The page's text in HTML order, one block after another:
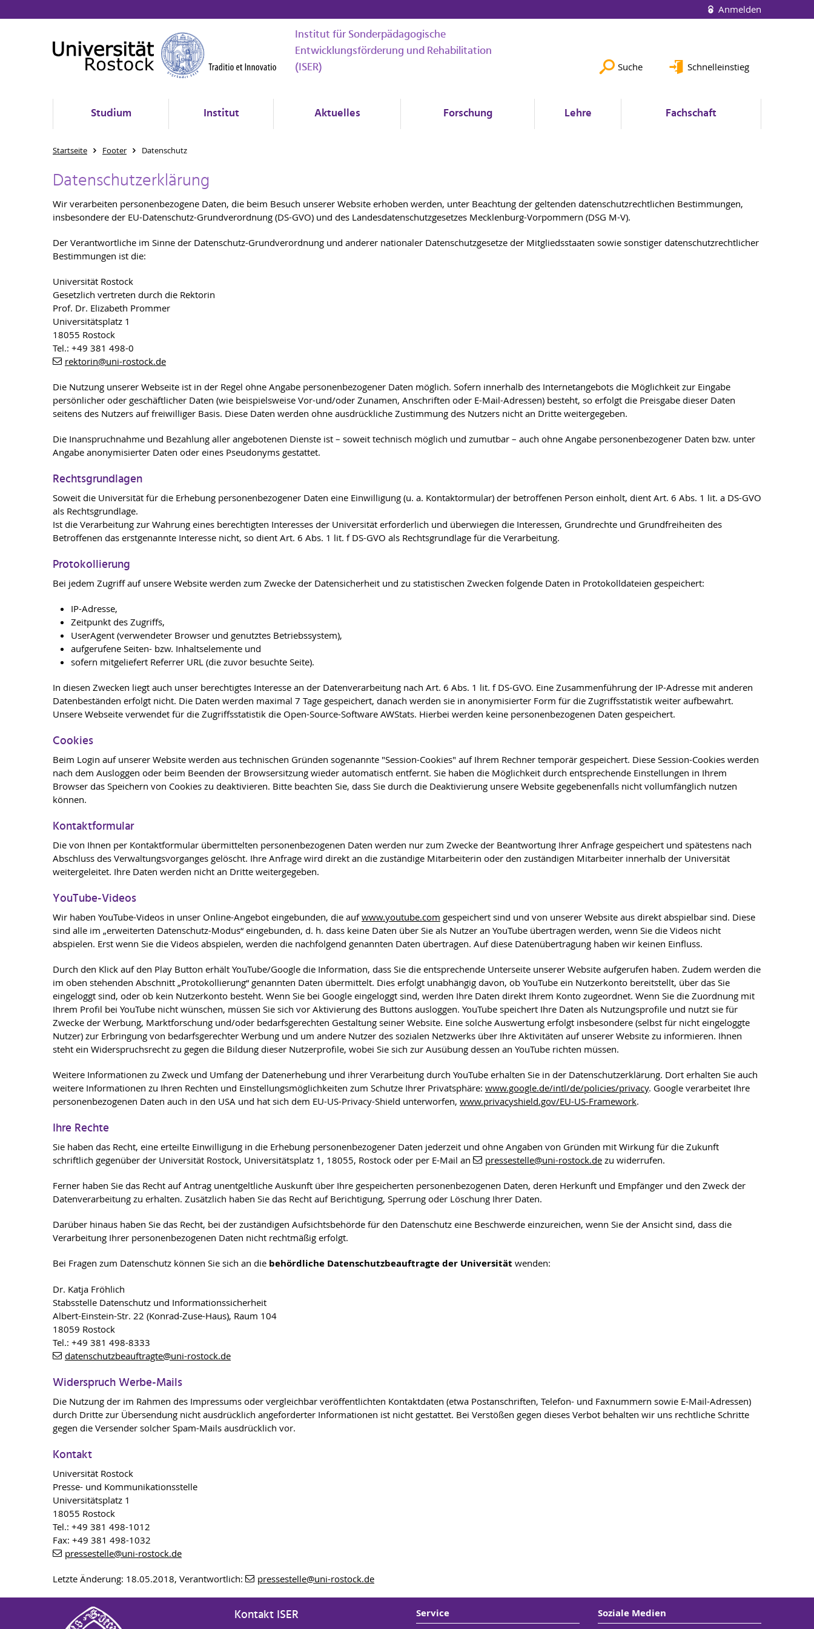
Anmelden
Institut für Sonderpädagogische
Entwicklungsförderung und Rehabilitation
(ISER)
Suche Schnelleinstieg
Studium Institut Aktuelles Forschung Lehre Fachschaft
Startseite Footer Datenschutz
Datenschutzerklärung
Wir verarbeiten personenbezogene Daten, die beim Besuch unserer Website erhoben werden, unter Beachtung der geltenden datenschutzrechtlichen Bestimmungen,
insbesondere der EU-Datenschutz-Grundverordnung (DS-GVO) und des Landesdatenschutzgesetzes Mecklenburg-Vorpommern (DSG M-V).
Der Verantwortliche im Sinne der Datenschutz-Grundverordnung und anderer nationaler Datenschutzgesetze der Mitgliedsstaaten sowie sonstiger datenschutzrechtlicher
Bestimmungen ist die:
Universität Rostock
Gesetzlich vertreten durch die Rektorin
Prof. Dr. Elizabeth Prommer
Universitätsplatz 1
18055 Rostock
Tel.: +49 381 498-0
rektorin@uni-rostock.de
Die Nutzung unserer Webseite ist in der Regel ohne Angabe personenbezogener Daten möglich. Sofern innerhalb des Internetangebots die Möglichkeit zur Eingabe
persönlicher oder geschäftlicher Daten (wie beispielsweise Vor-und/oder Zunamen, Anschriften oder E-Mail-Adressen) besteht, so erfolgt die Preisgabe dieser Daten
seitens des Nutzers auf freiwilliger Basis. Diese Daten werden ohne ausdrückliche Zustimmung des Nutzers nicht an Dritte weitergegeben.
Die Inanspruchnahme und Bezahlung aller angebotenen Dienste ist – soweit technisch möglich und zumutbar – auch ohne Angabe personenbezogener Daten bzw. unter
Angabe anonymisierter Daten oder eines Pseudonyms gestattet.
Rechtsgrundlagen
Soweit die Universität für die Erhebung personenbezogener Daten eine Einwilligung (u. a. Kontaktormular) der betroffenen Person einholt, dient Art. 6 Abs. 1 lit. a DS-GVO
als Rechtsgrundlage.
Ist die Verarbeitung zur Wahrung eines berechtigten Interesses der Universität erforderlich und überwiegen die Interessen, Grundrechte und Grundfreiheiten des
Betroffenen das erstgenannte Interesse nicht, so dient Art. 6 Abs. 1 lit. f DS-GVO als Rechtsgrundlage für die Verarbeitung.
Protokollierung
Bei jedem Zugriff auf unsere Website werden zum Zwecke der Datensicherheit und zu statistischen Zwecken folgende Daten in Protokolldateien gespeichert:
IP-Adresse,
Zeitpunkt des Zugriffs,
UserAgent (verwendeter Browser und genutztes Betriebssystem),
aufgerufene Seiten- bzw. Inhaltselemente und
sofern mitgeliefert Referrer URL (die zuvor besuchte Seite).
In diesen Zwecken liegt auch unser berechtigtes Interesse an der Datenverarbeitung nach Art. 6 Abs. 1 lit. f DS-GVO. Eine Zusammenführung der IP-Adresse mit anderen
Datenbeständen erfolgt nicht. Die Daten werden maximal 7 Tage gespeichert, danach werden sie in anonymisierter Form für die Zugriffsstatistik weiter aufbewahrt.
Unsere Webseite verwendet für die Zugriffsstatistik die Open-Source-Software AWStats. Hierbei werden keine personenbezogenen Daten gespeichert.
Cookies
Beim Login auf unserer Website werden aus technischen Gründen sogenannte "Session-Cookies" auf Ihrem Rechner temporär gespeichert. Diese Session-Cookies werden
nach dem Ausloggen oder beim Beenden der Browsersitzung wieder automatisch entfernt. Sie haben die Möglichkeit durch entsprechende Einstellungen in Ihrem
Browser das Speichern von Cookies zu deaktivieren. Bitte beachten Sie, dass Sie durch die Deaktivierung unsere Website gegebenenfalls nicht vollumfänglich nutzen
können.
Kontaktformular
Die von Ihnen per Kontaktformular übermittelten personenbezogenen Daten werden nur zum Zwecke der Beantwortung Ihrer Anfrage gespeichert und spätestens nach
Abschluss des Verwaltungsvorganges gelöscht. Ihre Anfrage wird direkt an die zuständige Mitarbeiterin oder den zuständigen Mitarbeiter innerhalb der Universität
weitergeleitet. Ihre Daten werden nicht an Dritte weitergegeben.
YouTube-Videos
Wir haben YouTube-Videos in unser Online-Angebot eingebunden, die aufwww.youtube.com gespeichert sind und von unserer Website aus direkt abspielbar sind. Diese
sind alle im „erweiterten Datenschutz-Modus“ eingebunden, d. h. dass keine Daten über Sie als Nutzer an YouTube übertragen werden, wenn Sie die Videos nicht
abspielen. Erst wenn Sie die Videos abspielen, werden die nachfolgend genannten Daten übertragen. Auf diese Datenübertragung haben wir keinen Einfluss.
Durch den Klick auf den Play Button erhält YouTube/Google die Information, dass Sie die entsprechende Unterseite unserer Website aufgerufen haben. Zudem werden die
im oben stehenden Abschnitt „Protokollierung“ genannten Daten übermittelt. Dies erfolgt unabhängig davon, ob YouTube ein Nutzerkonto bereitstellt, über das Sie
eingeloggt sind, oder ob kein Nutzerkonto besteht. Wenn Sie bei Google eingeloggt sind, werden Ihre Daten direkt Ihrem Konto zugeordnet. Wenn Sie die Zuordnung mit
Ihrem Profil bei YouTube nicht wünschen, müssen Sie sich vor Aktivierung des Buttons ausloggen. YouTube speichert Ihre Daten als Nutzungsprofile und nutzt sie für
Zwecke der Werbung, Marktforschung und/oder bedarfsgerechten Gestaltung seiner Website. Eine solche Auswertung erfolgt insbesondere (selbst für nicht eingeloggte
Nutzer) zur Erbringung von bedarfsgerechter Werbung und um andere Nutzer des sozialen Netzwerks über Ihre Aktivitäten auf unserer Website zu informieren. Ihnen
steht ein Widerspruchsrecht zu gegen die Bildung dieser Nutzerprofile, wobei Sie sich zur Ausübung dessen an YouTube richten müssen.
Weitere Informationen zu Zweck und Umfang der Datenerhebung und ihrer Verarbeitung durch YouTube erhalten Sie in der Datenschutzerklärung. Dort erhalten Sie auch
weitere Informationen zu Ihren Rechten und Einstellungsmöglichkeiten zum Schutze Ihrer Privatsphäre: www.google.de/intl/de/policies/privacy. Google verarbeitet Ihre
personenbezogenen Daten auch in den USA und hat sich dem EU-US-Privacy-Shield unterworfen, www.privacyshield.gov/EU-US-Framework.
Ihre Rechte
Sie haben das Recht, eine erteilte Einwilligung in die Erhebung personenbezogener Daten jederzeit und ohne Angaben von Gründen mit Wirkung für die Zukunft
schriftlich gegenüber der Universität Rostock, Universitätsplatz 1, 18055, Rostock oder per E-Mail an
pressestelle@uni-rostock.de zu widerrufen.
Ferner haben Sie das Recht auf Antrag unentgeltliche Auskunft über Ihre gespeicherten personenbezogenen Daten, deren Herkunft und Empfänger und den Zweck der
Datenverarbeitung zu erhalten. Zusätzlich haben Sie das Recht auf Berichtigung, Sperrung oder Löschung Ihrer Daten.
Darüber hinaus haben Sie das Recht, bei der zuständigen Aufsichtsbehörde für den Datenschutz eine Beschwerde einzureichen, wenn Sie der Ansicht sind, dass die
Verarbeitung Ihrer personenbezogenen Daten nicht rechtmäßig erfolgt.
Bei Fragen zum Datenschutz können Sie sich an die behördliche Datenschutzbeauftragte der Universität wenden:
Dr. Katja Fröhlich
Stabsstelle Datenschutz und Informationssicherheit
Albert-Einstein-Str. 22 (Konrad-Zuse-Haus), Raum 104
18059 Rostock
Tel.: +49 381 498-8333
datenschutzbeauftragte@uni-rostock.de
Widerspruch Werbe-Mails
Die Nutzung der im Rahmen des Impressums oder vergleichbar veröffentlichten Kontaktdaten (etwa Postanschriften, Telefon- und Faxnummern sowie E-Mail-Adressen)
durch Dritte zur Übersendung nicht ausdrücklich angeforderter Informationen ist nicht gestattet. Bei Verstößen gegen dieses Verbot behalten wir uns rechtliche Schritte
gegen die Versender solcher Spam-Mails ausdrücklich vor.
Kontakt
Universität Rostock
Presse- und Kommunikationsstelle
Universitätsplatz 1
18055 Rostock
Tel.: +49 381 498-1012
Fax: +49 381 498-1032
pressestelle@uni-rostock.de
Letzte Änderung: 18.05.2018, Verantwortlich: pressestelle@uni-rostock.de
Kontakt ISER Service Soziale Medien